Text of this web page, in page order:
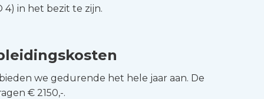
4) in het bezit te zijn.
we gedurende het hele jaar aan. De
€ 2150,-.